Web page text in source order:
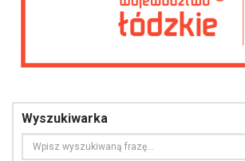
Wyszukiwarka